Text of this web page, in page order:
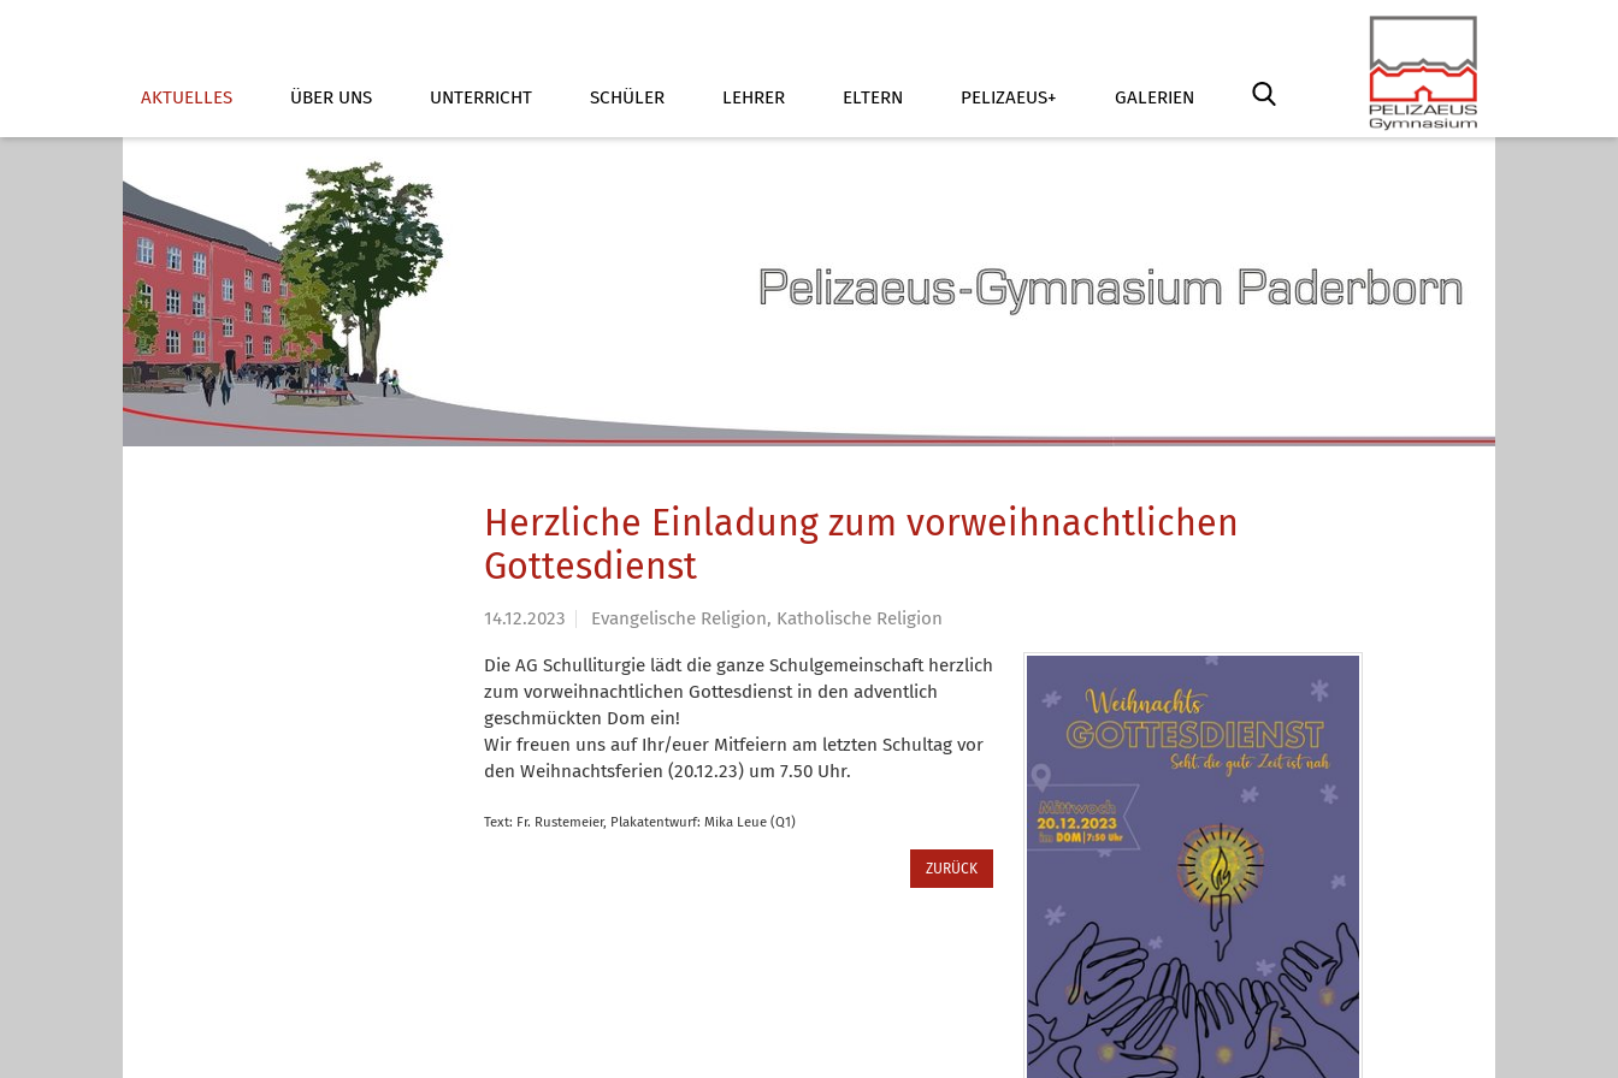
AKTUELLES ÜBER UNS UNTERRICHT SCHÜLER LEHRER ELTERN PELIZAEUS+ GALERIEN
Herzliche Einladung zum vorweihnachtlichen
Gottesdienst
14.12.2023 Evangelische Religion, Katholische Religion
Die AG Schulliturgie lädt die ganze Schulgemeinschaft herzlich
zum vorweihnachtlichen Gottesdienst in den adventlich
geschmückten Dom ein!
Wir freuen uns auf Ihr/euer Mitfeiern am letzten Schultag vor
den Weihnachtsferien (20.12.23) um 7.50 Uhr.
Text: Fr. Rustemeier, Plakatentwurf: Mika Leue (Q1)
ZURÜCK